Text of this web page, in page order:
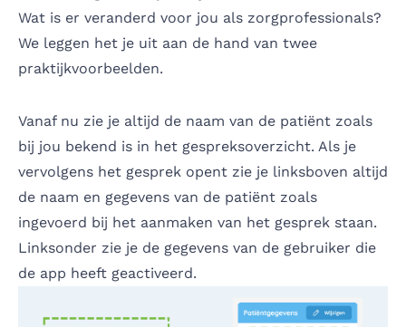
Wat is er veranderd voor jou als zorgprofessionals?
We leggen het je uit aan de hand van twee
praktijkvoorbeelden.
Vanaf nu zie je altijd de naam van de patiënt zoals
bij jou bekend is in het gespreksoverzicht. Als je
vervolgens het gesprek opent zie je linksboven altijd
de naam en gegevens van de patiënt zoals
ingevoerd bij het aanmaken van het gesprek staan.
Linksonder zie je de gegevens van de gebruiker die
de app heeft geactiveerd.